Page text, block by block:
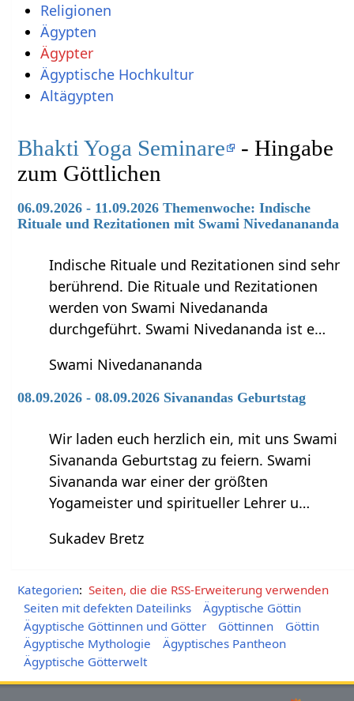
Religionen
Ägypten
Ägypter
Ägyptische Hochkultur
Altägypten
Bhakti Yoga Seminare
- Hingabe
zum Göttlichen
06.09.2026 - 11.09.2026 Themenwoche: Indische
Rituale und Rezitationen mit Swami Nivedanananda
Indische Rituale und Rezitationen sind sehr
berührend. Die Rituale und Rezitationen
werden von Swami Nivedananda
durchgeführt. Swami Nivedananda ist e…
Swami Nivedanananda
08.09.2026 - 08.09.2026 Sivanandas Geburtstag
Wir laden euch herzlich ein, mit uns Swami
Sivananda Geburtstag zu feiern. Swami
Sivananda war einer der größten
Yogameister und spiritueller Lehrer u…
Sukadev Bretz
Kategorien: Seiten, die die RSS-Erweiterung verwenden
Seiten mit defekten Dateilinks
Ägyptische Göttin
Ägyptische Göttinnen und Götter
Göttinnen
Göttin
Ägyptische Mythologie
Ägyptisches Pantheon
Ägyptische Götterwelt